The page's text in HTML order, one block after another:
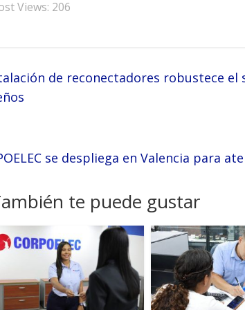
Views: 206
de reconectadores robustece
se despliega en Valencia para
te puede gustar